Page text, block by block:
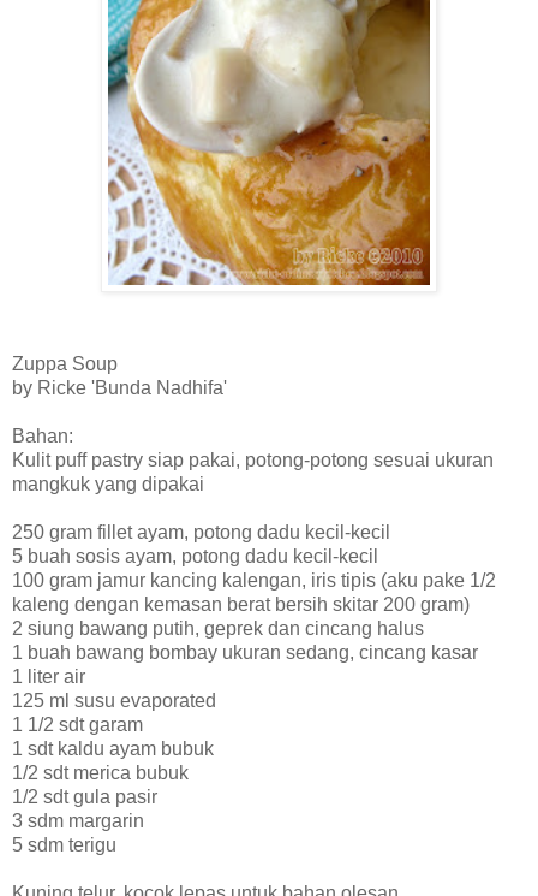
Zuppa Soup
by Ricke 'Bunda Nadhifa'
Bahan:
Kulit puff pastry siap pakai, potong-potong sesuai ukuran
mangkuk yang dipakai
250 gram fillet ayam, potong dadu kecil-kecil
5 buah sosis ayam, potong dadu kecil-kecil
100 gram jamur kancing kalengan, iris tipis (aku pake 1/2
kaleng dengan kemasan berat bersih skitar 200 gram)
2 siung bawang putih, geprek dan cincang halus
1 buah bawang bombay ukuran sedang, cincang kasar
1 liter air
125 ml susu evaporated
1 1/2 sdt garam
1 sdt kaldu ayam bubuk
1/2 sdt merica bubuk
1/2 sdt gula pasir
3 sdm margarin
5 sdm terigu